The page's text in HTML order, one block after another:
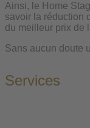
Ainsi, le Home
savoir la réduction
du meilleur prix de
Sans aucun doute
Services